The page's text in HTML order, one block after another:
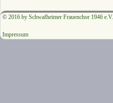
© 2016 by Schwafheimer Frauenchor 1946 e.V.
Impressum